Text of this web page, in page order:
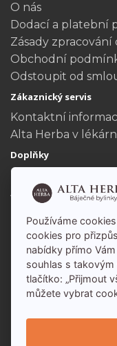
O nás
Dodací a platební
Zásady
Obchodní
Odstoupit od
Zákaznický servis
Kontaktní
Alta Herba v
Doplňky
Dárkové poukazy
Akční nabídka
Můj účet
Historie
Používáme
cookies pro
nabídky přímo
souhlas s takovým
tlačítko: „Přijmout
můžete vybrat